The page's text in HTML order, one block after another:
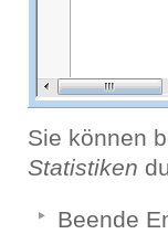
Sie können
Statistiken
Beende